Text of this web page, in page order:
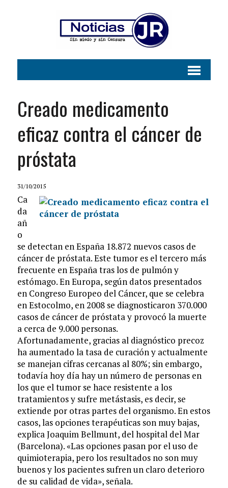
Creado medicamento
eficaz contra el cáncer de
próstata
31/10/2015
Ca
da
añ
o
se detectan en España 18.872 nuevos casos de
cáncer de próstata. Este tumor es el tercero más
frecuente en España tras los de pulmón y
estómago. En Europa, según datos presentados
en Congreso Europeo del Cáncer, que se celebra
en Estocolmo, en 2008 se diagnosticaron 370.000
casos de cáncer de próstata y provocó la muerte
a cerca de 9.000 personas.
Afortunadamente, gracias al diagnóstico precoz
ha aumentado la tasa de curación y actualmente
se manejan cifras cercanas al 80%; sin embargo,
todavía hoy día hay un número de personas en
los que el tumor se hace resistente a los
tratamientos y sufre metástasis, es decir, se
extiende por otras partes del organismo. En estos
casos, las opciones terapéuticas son muy bajas,
explica Joaquim Bellmunt, del hospital del Mar
(Barcelona). «Las opciones pasan por el uso de
quimioterapia, pero los resultados no son muy
buenos y los pacientes sufren un claro deterioro
de su calidad de vida», señala.